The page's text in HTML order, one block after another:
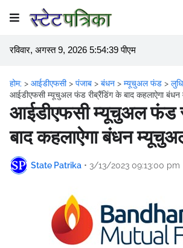
रविवार, अगस्त 9, 2026 5:54:39 पीएम
होम; > आईडीएफसी> पंजाब > बंधन > म्यूचुअल फंड >
आईडीएफसी म्यूचुअल फंड रीब्रैंडिंग के बाद कहलाऐगा
आईडीएफसी म्यूचुअल फंड
बाद कहलाऐगा बंधन
State Patrika • 3/13/2023 09:13:00 pm